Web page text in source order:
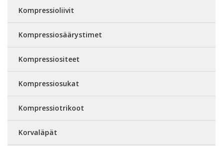
Kompressioliivit
Kompressiosäärystimet
Kompressiositeet
Kompressiosukat
Kompressiotrikoot
Korvaläpät